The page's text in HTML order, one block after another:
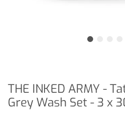
THE INKED ARMY -
Grey Wash Set - 3 x